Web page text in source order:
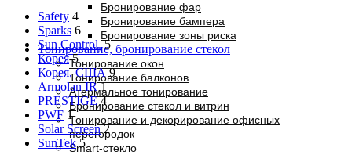
Бронирование фар
Бронирование бампера
Бронирование зоны риска
Тонирование, бронирование стекол
Тонирование окон
Тонирование балконов
Атермальное тонирование
Бронирование стекол и витрин
Тонирование и декорирование офисных
перегородок
Smart-стекло
Safety 4
Sparks 6
Sun Control. 5
Корея 5
Корея, США 9
Armolan IR 1
PRESTIGE 4
PWF 1
Solar Screen 2
SunTek 5